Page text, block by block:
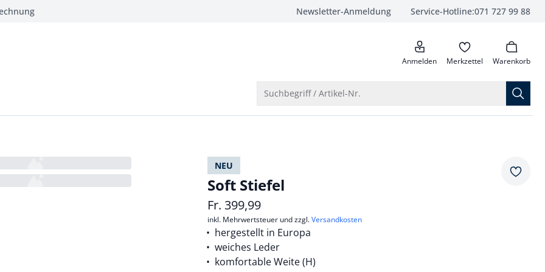
Newsletter-Anmeldung Service-Hotline:071 727 99 88
anrufen
Anmelden Merkzettel Warenkorb
Suchbegriff / Artikel-Nr.
NEU
Soft Stiefel
Fr. 399,99
inkl. Mehrwertsteuer und zzgl.Versandkosten
hergestellt in Europa
weiches Leder
komfortable Weite (H)